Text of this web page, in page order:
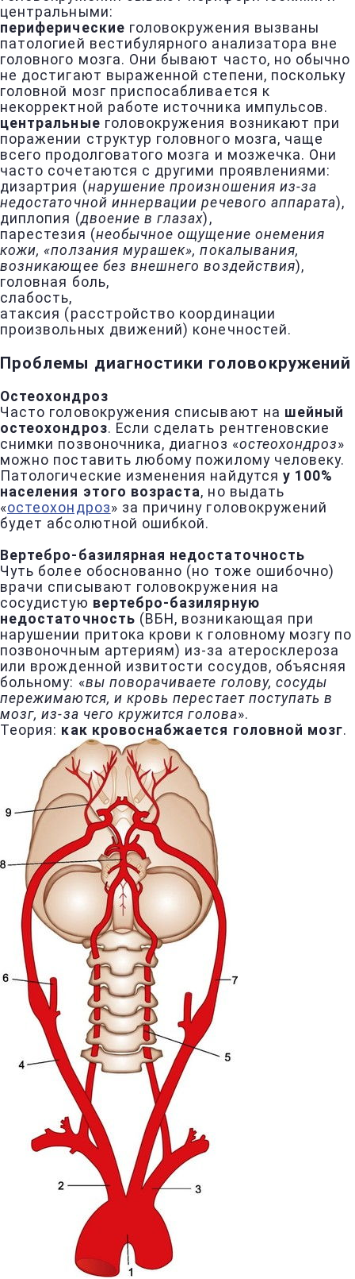
центральными:
периферические головокружения вызваны
патологией вестибулярного анализатора вне
головного мозга. Они бывают часто, но обычно
не достигают выраженной степени, поскольку
головной мозг приспосабливается к
некорректной работе источника импульсов.
центральные головокружения возникают при
поражении структур головного мозга, чаще
всего продолговатого мозга и мозжечка. Они
часто сочетаются с другими проявлениями:
дизартрия (нарушение произношения из-за
недостаточной иннервации речевого аппарата),
диплопия (двоение в глазах),
парестезия (необычное ощущение онемения
кожи, «ползания мурашек», покалывания,
возникающее без внешнего воздействия),
головная боль,
слабость,
атаксия (расстройство координации
произвольных движений) конечностей.
Проблемы диагностики головокружений
Остеохондроз
Часто головокружения списывают на шейный
остеохондроз. Если сделать рентгеновские
снимки позвоночника, диагноз «остеохондроз»
можно поставить любому пожилому человеку.
Патологические изменения найдутся у 100%
населения этого возраста, но выдать
«остеохондроз» за причину головокружений
будет абсолютной ошибкой.
Вертебро-базилярная недостаточность
Чуть более обоснованно (но тоже ошибочно)
врачи списывают головокружения на
сосудистую вертебро-базилярную
недостаточность (ВБН, возникающая при
нарушении притока крови к головному мозгу по
позвоночным артериям) из-за атеросклероза
или врожденной извитости сосудов, объясняя
больному: «вы поворачиваете голову, сосуды
пережимаются, и кровь перестает поступать в
мозг, из-за чего кружится голова».
Теория: как кровоснабжается головной мозг.